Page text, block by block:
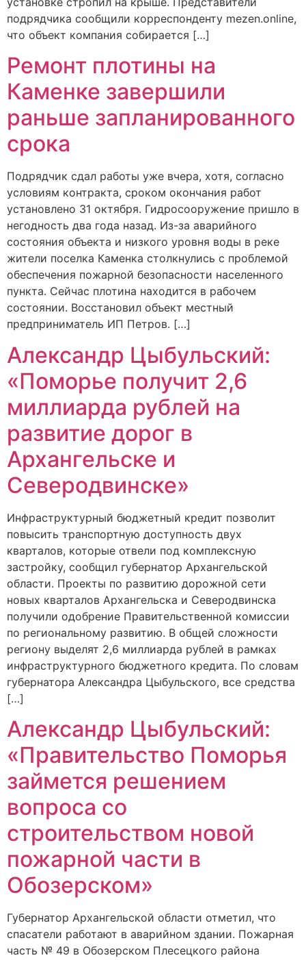
подрядчика сообщили корреспонденту mezen.online,
что объект компания собирается […]
Ремонт плотины на
Каменке завершили
раньше запланированного
срока
Подрядчик сдал работы уже вчера, хотя, согласно
условиям контракта, сроком окончания работ
установлено 31 октября. Гидросооружение пришло в
негодность два года назад. Из-за аварийного
состояния объекта и низкого уровня воды в реке
жители поселка Каменка столкнулись с проблемой
обеспечения пожарной безопасности населенного
пункта. Сейчас плотина находится в рабочем
состоянии. Восстановил объект местный
предприниматель ИП Петров. […]
Александр Цыбульский:
«Поморье получит 2,6
миллиарда рублей на
развитие дорог в
Архангельске и
Северодвинске»
Инфраструктурный бюджетный кредит позволит
повысить транспортную доступность двух
кварталов, которые отвели под комплексную
застройку, сообщил губернатор Архангельской
области. Проекты по развитию дорожной сети
новых кварталов Архангельска и Северодвинска
получили одобрение Правительственной комиссии
по региональному развитию. В общей сложности
региону выделят 2,6 миллиарда рублей в рамках
инфраструктурного бюджетного кредита. По словам
губернатора Александра Цыбульского, все средства
[…]
Александр Цыбульский:
«Правительство Поморья
займется решением
вопроса со
строительством новой
пожарной части в
Обозерском»
Губернатор Архангельской области отметил, что
спасатели работают в аварийном здании. Пожарная
часть № 49 в Обозерском Плесецкого района